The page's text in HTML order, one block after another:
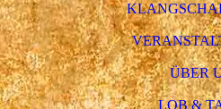
ÜBER
LOB &